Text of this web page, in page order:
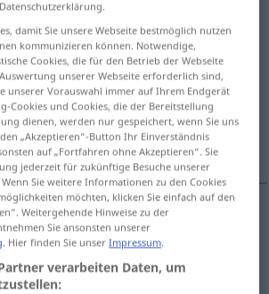
Übersetzung anklicken/antippen)
Backen, Braten
CUIS
damit Sie unsere Webseite bestmöglich nutzen
kommunizieren können. Notwendige,
Cookies, die für den Betrieb der Webseite
unserer Webseite erforderlich sind,
unserer Vorauswahl immer auf Ihrem Endgerät
Cookies und Cookies, die der Bereitstellung
dienen, werden nur gespeichert, wenn Sie uns
„Akzeptieren“-Button Ihr Einverständnis
auf „Fortfahren ohne Akzeptieren“. Sie
jederzeit für zukünftige Besuche unserer
Sie weitere Informationen zu den Cookies
möchten, klicken Sie einfach auf den
Weitergehende Hinweise zu der
Sie ansonsten unserer
. Hier finden Sie unserImpressum.
verarbeiten Daten, um